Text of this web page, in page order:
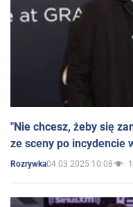
"Nie chcesz, żeby się
ze sceny po incydencie
Rozrywka04.03.2025 10:08 1